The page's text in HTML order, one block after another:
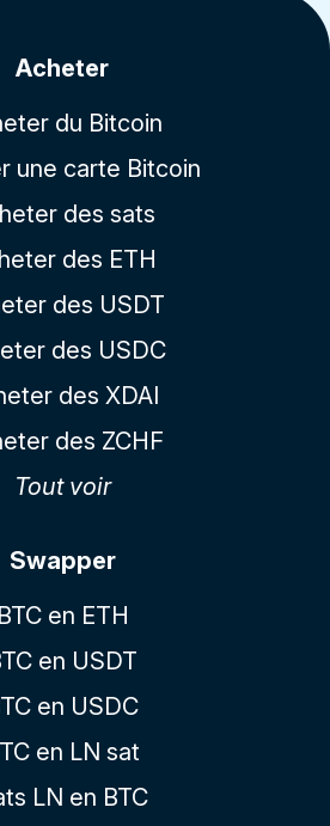
Acheter
du Bitcoin
une carte Bitcoin
des sats
des ETH
des USDT
des USDC
des XDAI
des ZCHF
Tout voir
Swapper
BTC en ETH
en USDT
en USDC
en LN sat
LN en BTC